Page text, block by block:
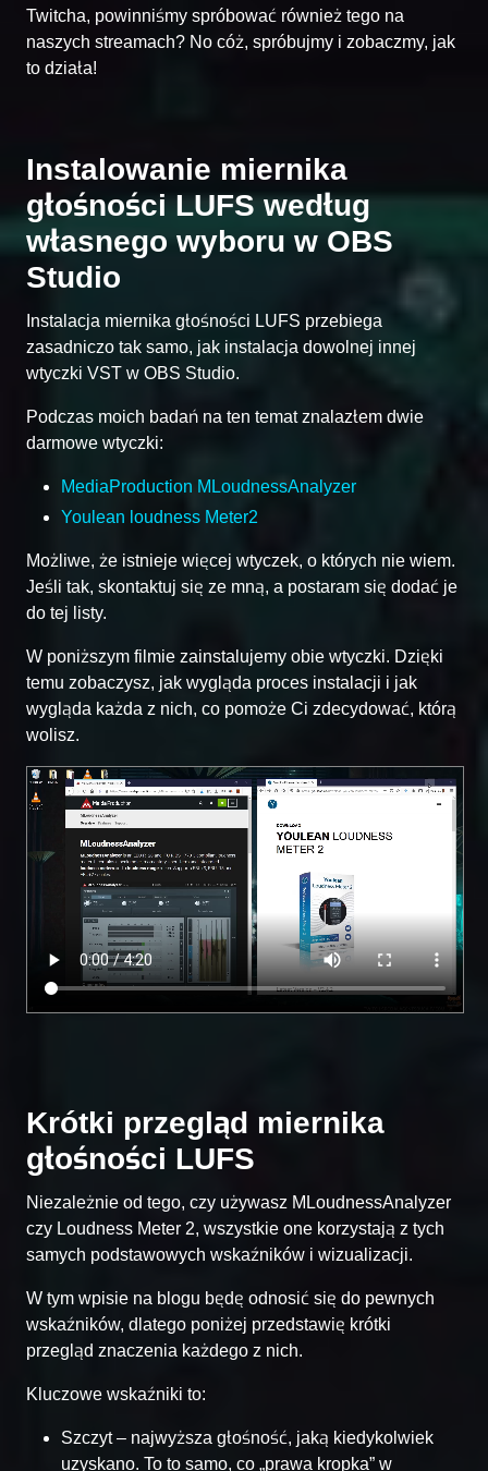
Twitcha, powinniśmy spróbować również tego na
naszych streamach? No cóż, spróbujmy i zobaczmy, jak
to działa!
Instalowanie miernika
głośności LUFS według
własnego wyboru w OBS
Studio
Instalacja miernika głośności LUFS przebiega
zasadniczo tak samo, jak instalacja dowolnej innej
wtyczki VST w OBS Studio.
Podczas moich badań na ten temat znalazłem dwie
darmowe wtyczki:
MediaProduction MLoudnessAnalyzer
Youlean loudness Meter2
Możliwe, że istnieje więcej wtyczek, o których nie wiem.
Jeśli tak, skontaktuj się ze mną, a postaram się dodać je
do tej listy.
W poniższym filmie zainstalujemy obie wtyczki. Dzięki
temu zobaczysz, jak wygląda proces instalacji i jak
wygląda każda z nich, co pomoże Ci zdecydować, którą
wolisz.
Krótki przegląd miernika
głośności LUFS
Niezależnie od tego, czy używasz MLoudnessAnalyzer
czy Loudness Meter 2, wszystkie one korzystają z tych
samych podstawowych wskaźników i wizualizacji.
W tym wpisie na blogu będę odnosić się do pewnych
wskaźników, dlatego poniżej przedstawię krótki
przegląd znaczenia każdego z nich.
Kluczowe wskaźniki to:
Szczyt – najwyższa głośność, jaką kiedykolwiek
uzyskano. To to samo, co „prawa kropka” w